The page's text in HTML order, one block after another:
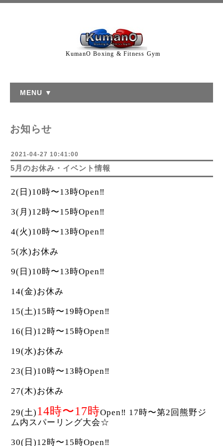
KumanO Boxing & Fitness Gym
MENU ▼
お知らせ
2021-04-27 10:41:00
5月のお休み・イベント情報
2(日)10時〜13時Open‼︎
3(月)12時〜15時Open‼︎
4(火)10時〜13時Open‼︎
5(水)お休み
9(日)10時〜13時Open‼︎
14(金)お休み
15(土)15時〜19時Open‼︎
16(日)12時〜15時Open‼︎
19(水)お休み
23(日)10時〜13時Open‼︎
27(木)お休み
29(土) 14時〜17時Open‼︎ 17時〜第2回熊野ジ
ム内スパーリング大会☆
30(日)12時〜15時Open‼︎